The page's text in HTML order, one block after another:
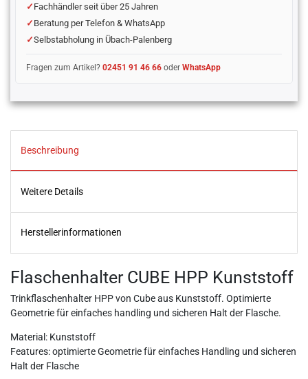
Fachhändler seit über 25 Jahren
Beratung per Telefon & WhatsApp
Selbstabholung in Übach-Palenberg
Fragen zum Artikel?02451 91 46 66 oderWhatsApp
Beschreibung
Weitere Details
Herstellerinformationen
Flaschenhalter CUBE HPP Kunststoff
Trinkflaschenhalter HPP von Cube aus Kunststoff. Optimierte
Geometrie für einfaches handling und sicheren Halt der Flasche.
Material: Kunststoff
Features: optimierte Geometrie für einfaches Handling und sicheren
Halt der Flasche